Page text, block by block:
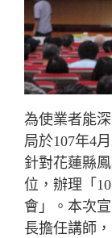
為使業者能
局於107年4
針對花蓮縣
位，辦理「
會」。本次
長擔任講師